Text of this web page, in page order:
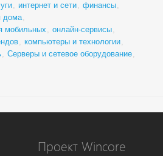
, интернет и сети, финансы,
дома,
мобильных , онлайн-сервисы,
, компьютеры и технологии,
, Серверы и сетевое оборудование,
Проект Wincore